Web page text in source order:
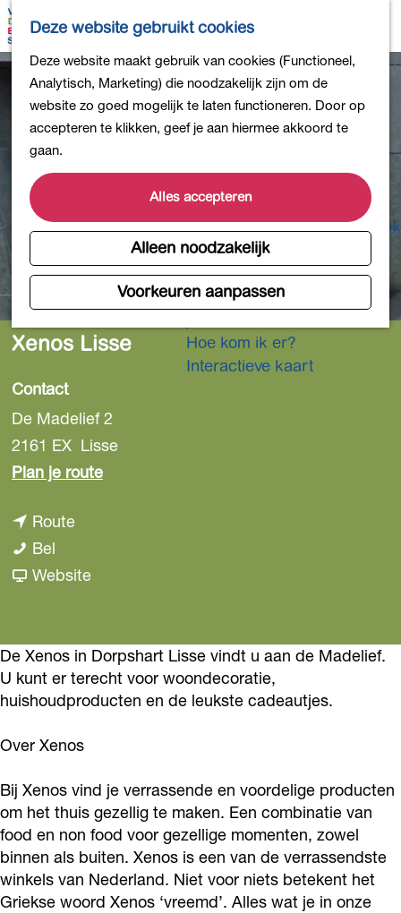
Deze website gebruikt cookies
Deze website maakt gebruik van cookies (Functioneel,
Analytisch, Marketing) die noodzakelijk zijn om de
website zo goed mogelijk te laten functioneren. Door op
accepteren te klikken, geef je aan hiermee akkoord te
gaan.
Alles accepteren
Alleen noodzakelijk
Voorkeuren aanpassen
G
a
h
K
a
r
t
Z
e
k
e
n
e
n
u
Bollen en Bloemen
Uit eten
DB4daagse - Inschrijven
Kinderactiviteiten
De natuur in
Musea en meer
Producten uit de Bollenstreek
Gezond en actief
Overnachten
Hoe kom ik er?
Interactieve kaart
Xenos Lisse
Contact
De Madelief 2
2161 EX Lisse
Plan je routen
o
s
L
s
e
Routen
a
e
n
o
i
s
s
e
Bel
e
s
L
i
e
Websitev
X
e
n
L
s
s
e
De Xenos in Dorpshart Lisse vindt u aan de Madelief.
U kunt er terecht voor woondecoratie,
huishoudproducten en de leukste cadeautjes.
Over Xenos
Bij Xenos vind je verrassende en voordelige producten
om het thuis gezellig te maken. Een combinatie van
food en non food voor gezellige momenten, zowel
binnen als buiten. Xenos is een van de verrassendste
winkels van Nederland. Niet voor niets betekent het
Griekse woord Xenos ‘vreemd’. Alles wat je in onze